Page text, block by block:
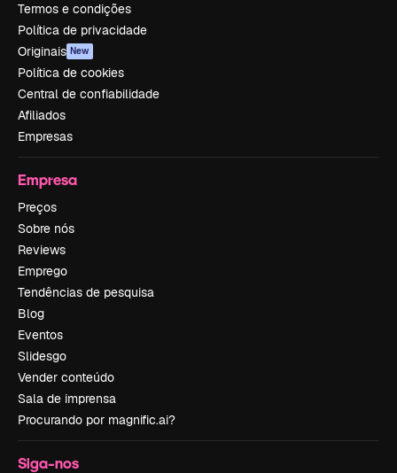
Termos e condições
Política de privacidade
Originais New
Política de cookies
Central de confiabilidade
Afiliados
Empresas
Empresa
Preços
Sobre nós
Reviews
Emprego
Tendências de pesquisa
Blog
Eventos
Slidesgo
Vender conteúdo
Sala de imprensa
Procurando por magnific.ai?
Siga-nos